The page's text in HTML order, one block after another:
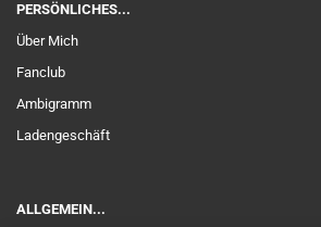
PERSÖNLICHES...
Über Mich
Fanclub
Ambigramm
Ladengeschäft
ALLGEMEIN...